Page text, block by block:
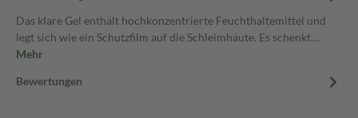
Das klare Gel enthält hochkonzentrierte Feuchthaltemittel und
legt sich wie ein Schutzfilm auf die Schleimhäute. Es schenkt…
Mehr
Bewertungen